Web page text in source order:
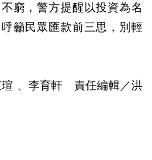
窮，警方提醒以投資為名
籲民眾匯款前三思，別輕
瑄 、李育軒 責任編輯／洪